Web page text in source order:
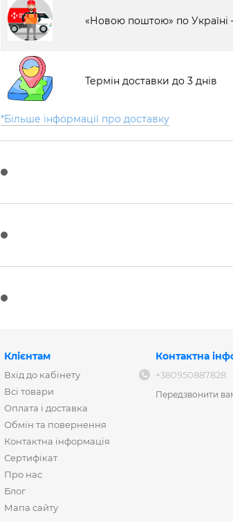
«Новою поштою» по
Термін доставки до 3 днів
*Більше інформації про доставку
Клієнтам
Вхід до кабінету
Всі товари
Оплата і доставка
Обмін та повернення
Контактна інформація
Сертифікат
Про нас
Блог
Мапа сайту
Контактна
+380950887828
Передзвонити